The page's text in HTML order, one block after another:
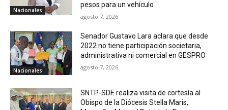
Nacionales
pesos para un vehículo
agosto 7, 2026
Nacionales
Senador Gustavo Lara aclara que desde
2022 no tiene participación societaria,
administrativa ni comercial en GESPRO
agosto 7, 2026
SNTP-SDE realiza visita de cortesía al
Obispo de la Diócesis Stella Maris,